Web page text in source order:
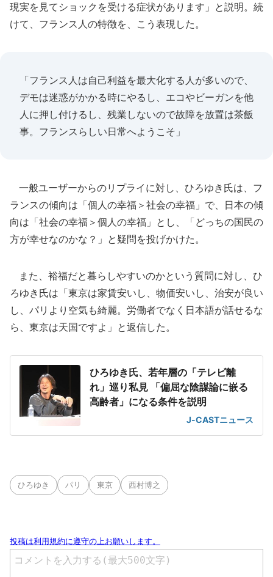
現実を見てショックを受ける症状があります」と説明。続
けて、フランス人の特徴を、こう表現した。
「フランス人は自己利益を最大化する人が多いので、
デモは迷惑がかかる時にやるし、エコやビーガンを他
人に押し付けるし、残業しないので故障を放置は茶飯
事。フランスらしい日常へようこそ」
一般ユーザーからのリプライに対し、ひろゆき氏は、フ
ランスの傾向は「個人の幸福＞社会の幸福」で、日本の傾
向は「社会の幸福＞個人の幸福」とし、「どっちの国民の
方が幸せなのかな？」と疑問を投げかけた。
また、裕福だと暮らしやすいのかという質問に対し、ひ
ろゆき氏は「東京は家賃安いし、物価安いし、治安が良い
し、パリより空気も綺麗。労働者でなく日本語が話せるな
ら、東京は天国ですよ」と返信した。
ひろゆき氏、若年層の「テレビ離
れ」巡り私見 「偏屈な陰謀論に嵌る
高齢者」になる条件を説明
J-CASTニュース
ひろゆき パリ 東京 西村博之